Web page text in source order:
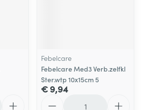
Febelcare
Febelcare Med3 Verb.zelfkl
Ster.wtp 10x15cm 5
€ 9,94